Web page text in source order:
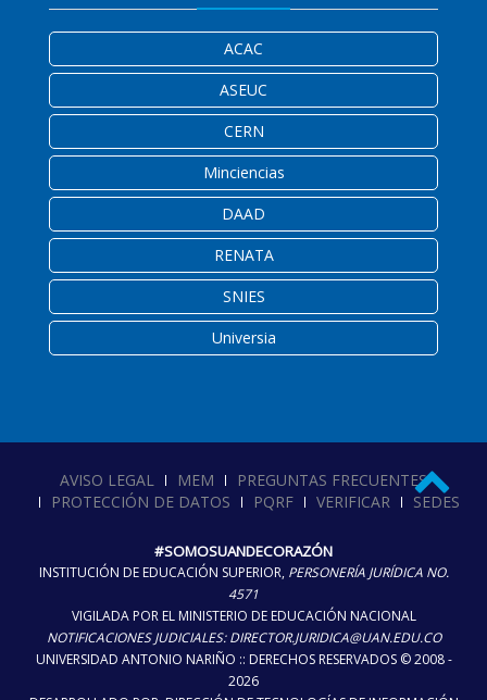
ACAC
ASEUC
CERN
Minciencias
DAAD
RENATA
SNIES
Universia
AVISO LEGAL MEM
PREGUNTAS FRECUENTES
PROTECCIÓN DE DATOS
PQRF VERIFICAR SEDES
#SOMOSUANDECORAZÓN
INSTITUCIÓN DE EDUCACIÓN SUPERIOR, PERSONERÍA JURÍDICA NO.
4571
VIGILADA POR EL MINISTERIO DE EDUCACIÓN NACIONAL
NOTIFICACIONES JUDICIALES: DIRECTOR.JURIDICA@UAN.EDU.CO
UNIVERSIDAD ANTONIO NARIÑO :: DERECHOS RESERVADOS © 2008 -
2026